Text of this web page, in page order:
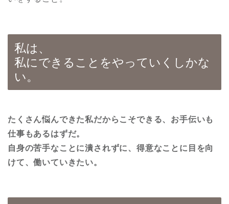
私は、
私にできることをやっていくしかな
い。
たくさん悩んできた私だからこそできる、お手伝いも
仕事もあるはずだ。
自身の苦手なことに潰されずに、得意なことに目を向
けて、働いていきたい。